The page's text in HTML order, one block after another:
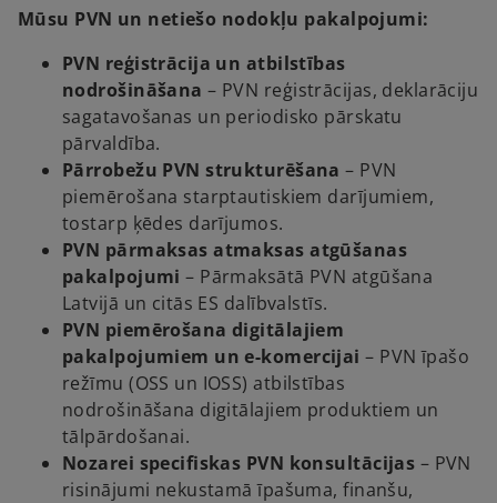
Mūsu PVN un netiešo nodokļu pakalpojumi:
PVN reģistrācija un atbilstības
nodrošināšana – PVN reģistrācijas, deklarāciju
sagatavošanas un periodisko pārskatu
pārvaldība.
Pārrobežu PVN strukturēšana – PVN
piemērošana starptautiskiem darījumiem,
tostarp ķēdes darījumos.
PVN pārmaksas atmaksas atgūšanas
pakalpojumi – Pārmaksātā PVN atgūšana
Latvijā un citās ES dalībvalstīs.
PVN piemērošana digitālajiem
pakalpojumiem un e-komercijai – PVN īpašo
režīmu (OSS un IOSS) atbilstības
nodrošināšana digitālajiem produktiem un
tālpārdošanai.
Nozarei specifiskas PVN konsultācijas – PVN
risinājumi nekustamā īpašuma, finanšu,